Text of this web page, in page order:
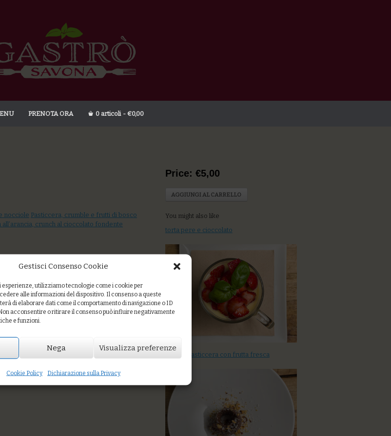
Gestisci Consenso Cookie
esperienze, utilizziamo tecnologie come i cookie per
alle informazioni del dispositivo. Il consenso a queste
di elaborare dati come il comportamento di navigazione o ID
acconsentire o ritirare il consenso può influire negativamente
e funzioni.
Nega Visualizza preferenze
Cookie Policy Dichiarazione sulla Privacy
PRENOTA ORA 0 articoli €0,00
nocciole Pasticcera, crumble e frutti di bosco
crunch al cioccolato fondente
Price: €5,00
AGGIUNGI AL CARRELLO
You might also like
torta pere e cioccolato
Crema pasticcera con frutta fresca